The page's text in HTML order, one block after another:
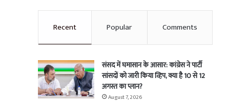
Recent Popular Comments
संसद में घमासान के आसार: कांग्रेस ने पार्टी
सांसदों को जारी किया व्हिप, क्या है 10 से 12
अगस्त का प्लान?
August 7, 2026